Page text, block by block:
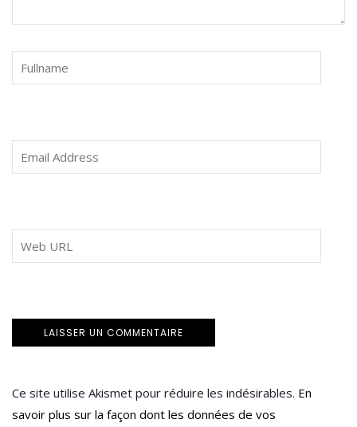
Ce site utilise Akismet pour réduire les indésirables. En
savoir plus sur la façon dont les données de vos